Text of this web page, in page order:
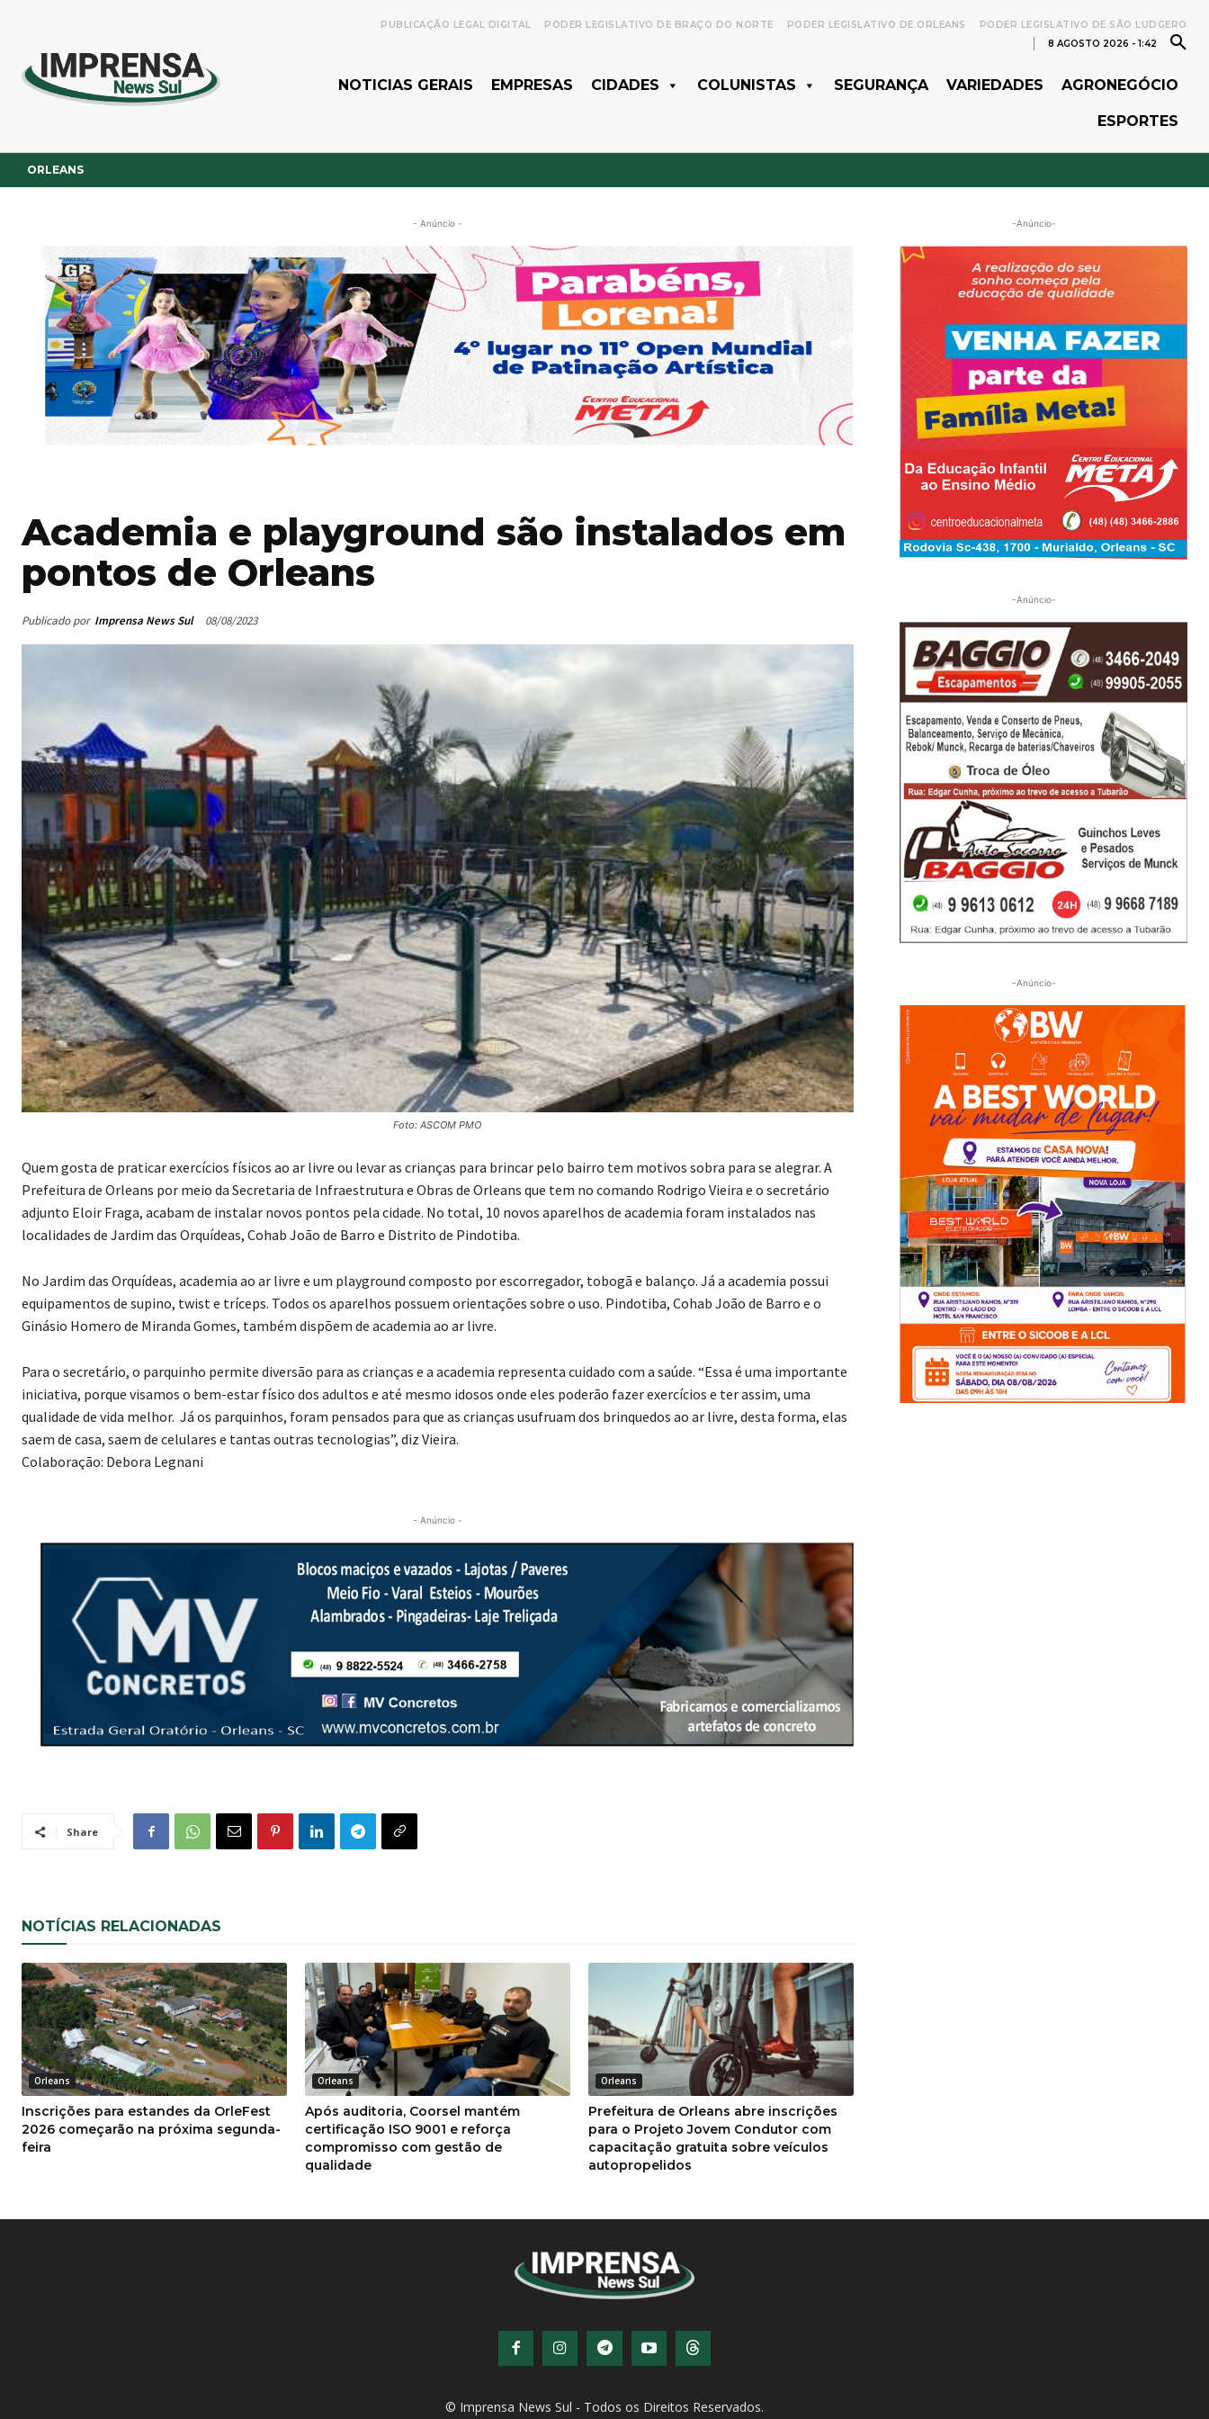
PUBLICAÇÃO LEGAL DIGITAL PODER LEGISLATIVO DE BRAÇO DO NORTE PODER LEGISLATIVO DE ORLEANS
PODER LEGISLATIVO DE SÃO LUDGERO
8 AGOSTO 2026 - 1:42
NOTICIAS GERAIS EMPRESAS CIDADES COLUNISTAS SEGURANÇA VARIEDADES AGRONEGÓCIO
ESPORTES
ORLEANS
- Anúncio -
Academia e playground são instalados em
pontos de Orleans
Publicado por Imprensa News Sul 08/08/2023
Foto: ASCOM PMO
Quem gosta de praticar exercícios físicos ao ar livre ou levar as crianças para brincar pelo bairro tem motivos sobra para se alegrar. A
Prefeitura de Orleans por meio da Secretaria de Infraestrutura e Obras de Orleans que tem no comando Rodrigo Vieira e o secretário
adjunto Eloir Fraga, acabam de instalar novos pontos pela cidade. No total, 10 novos aparelhos de academia foram instalados nas
localidades de Jardim das Orquídeas, Cohab João de Barro e Distrito de Pindotiba.
No Jardim das Orquídeas, academia ao ar livre e um playground composto por escorregador, tobogã e balanço. Já a academia possui
equipamentos de supino, twist e tríceps. Todos os aparelhos possuem orientações sobre o uso. Pindotiba, Cohab João de Barro e o
Ginásio Homero de Miranda Gomes, também dispõem de academia ao ar livre.
Para o secretário, o parquinho permite diversão para as crianças e a academia representa cuidado com a saúde. “Essa é uma importante
iniciativa, porque visamos o bem-estar físico dos adultos e até mesmo idosos onde eles poderão fazer exercícios e ter assim, uma
qualidade de vida melhor. Já os parquinhos, foram pensados para que as crianças usufruam dos brinquedos ao ar livre, desta forma, elas
saem de casa, saem de celulares e tantas outras tecnologias”, diz Vieira.
Colaboração: Debora Legnani
- Anúncio -
Share
NOTÍCIAS RELACIONADAS
Orleans
Inscrições para estandes da OrleFest
2026 começarão na próxima segunda-
feira
Orleans
Após auditoria, Coorsel mantém
certificação ISO 9001 e reforça
compromisso com gestão de
qualidade
Orleans
Prefeitura de Orleans abre inscrições
para o Projeto Jovem Condutor com
capacitação gratuita sobre veículos
autopropelidos
-Anúncio-
-Anúncio-
-Anúncio-
© Imprensa News Sul - Todos os Direitos Reservados.